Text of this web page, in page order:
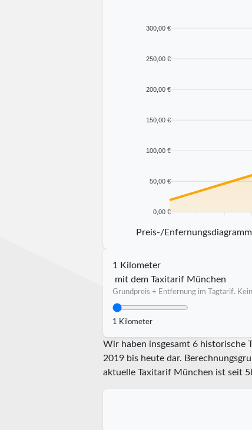
300,00 €
250,00 €
200,00 €
150,00 €
100,00 €
50,00 €
0,00 €
Preis-/
1 Kilometer
mit dem Taxitarif München
Grundpreis + Entfernung im Tagtarif.
1 Kilometer
Wir haben insgesamt 6 historische
2019 bis heute dar.
aktuelle Taxitarif München ist seit